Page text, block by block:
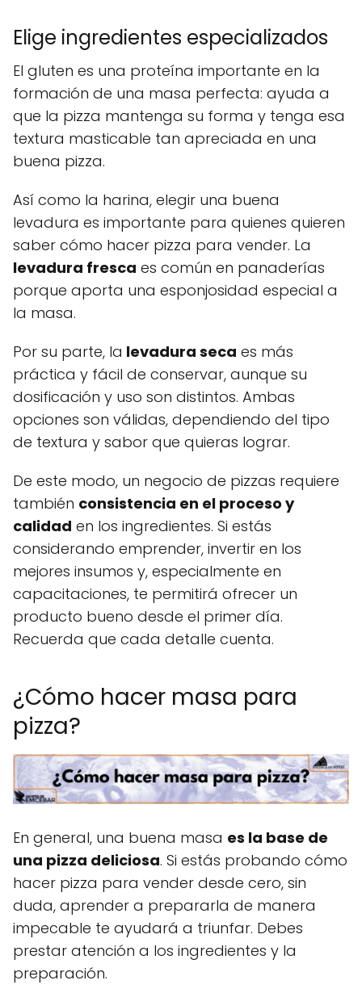
Elige ingredientes especializados
El gluten es una proteína importante en la
formación de una masa perfecta: ayuda a
que la pizza mantenga su forma y tenga esa
textura masticable tan apreciada en una
buena pizza.
Así como la harina, elegir una buena
levadura es importante para quienes quieren
saber cómo hacer pizza para vender. La
levadura fresca es común en panaderías
porque aporta una esponjosidad especial a
la masa.
Por su parte, la levadura seca es más
práctica y fácil de conservar, aunque su
dosificación y uso son distintos. Ambas
opciones son válidas, dependiendo del tipo
de textura y sabor que quieras lograr.
De este modo, un negocio de pizzas requiere
también consistencia en el proceso y
calidad en los ingredientes. Si estás
considerando emprender, invertir en los
mejores insumos y, especialmente en
capacitaciones, te permitirá ofrecer un
producto bueno desde el primer día.
Recuerda que cada detalle cuenta.
¿Cómo hacer masa para
pizza?
En general, una buena masa es la base de
una pizza deliciosa. Si estás probando cómo
hacer pizza para vender desde cero, sin
duda, aprender a prepararla de manera
impecable te ayudará a triunfar. Debes
prestar atención a los ingredientes y la
preparación.